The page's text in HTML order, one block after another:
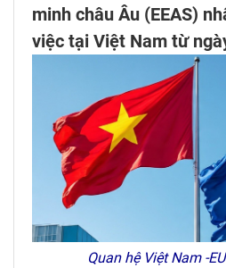
minh châu Âu (EEAS)
việc tại Việt Nam từ
Quan hệ Việt Nam -